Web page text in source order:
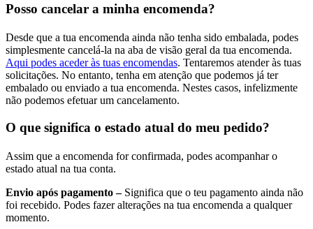
Posso cancelar a minha encomenda?
Desde que a tua encomenda ainda não tenha sido embalada, podes
simplesmente cancelá-la na aba de visão geral da tua encomenda.
Aqui podes aceder às tuas encomendas. Tentaremos atender às tuas
solicitações. No entanto, tenha em atenção que podemos já ter
embalado ou enviado a tua encomenda. Nestes casos, infelizmente
não podemos efetuar um cancelamento.
O que significa o estado atual do meu pedido?
Assim que a encomenda for confirmada, podes acompanhar o
estado atual na tua conta.
Envio após pagamento – Significa que o teu pagamento ainda não
foi recebido. Podes fazer alterações na tua encomenda a qualquer
momento.